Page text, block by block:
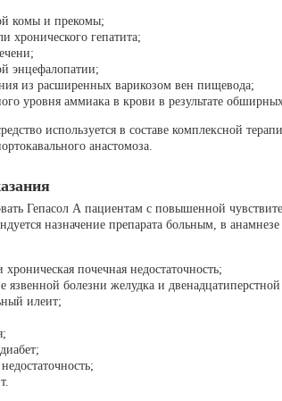
комы и прекомы;
хронического гепатита;
энцефалопатии;
из расширенных варикозом вен пищевода;
уровня аммиака в крови в результате
используется в составе комплексной
анастомоза.
Гепасол А пациентам с повышенной
назначение препарата больным, в
хроническая почечная недостаточность;
язвенной болезни желудка и
илеит;